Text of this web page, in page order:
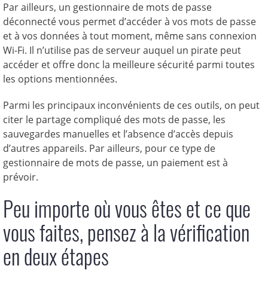
Par ailleurs, un gestionnaire de mots de passe
déconnecté vous permet d’accéder à vos mots de passe
et à vos données à tout moment, même sans connexion
Wi-Fi. Il n’utilise pas de serveur auquel un pirate peut
accéder et offre donc la meilleure sécurité parmi toutes
les options mentionnées.
Parmi les principaux inconvénients de ces outils, on peut
citer le partage compliqué des mots de passe, les
sauvegardes manuelles et l’absence d’accès depuis
d’autres appareils. Par ailleurs, pour ce type de
gestionnaire de mots de passe, un paiement est à
prévoir.
Peu importe où vous êtes et ce que
vous faites, pensez à la vérification
en deux étapes